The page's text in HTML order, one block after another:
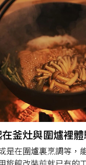
釜灶與圍爐裡
是在圍爐裏烹調等，